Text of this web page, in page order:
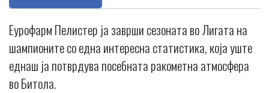
Еурофарм Пелистер ја заврши сезоната во Лигата на
шампионите со една интересна статистика, која уште
еднаш ја потврдува посебната ракометна атмосфера
во Битола.